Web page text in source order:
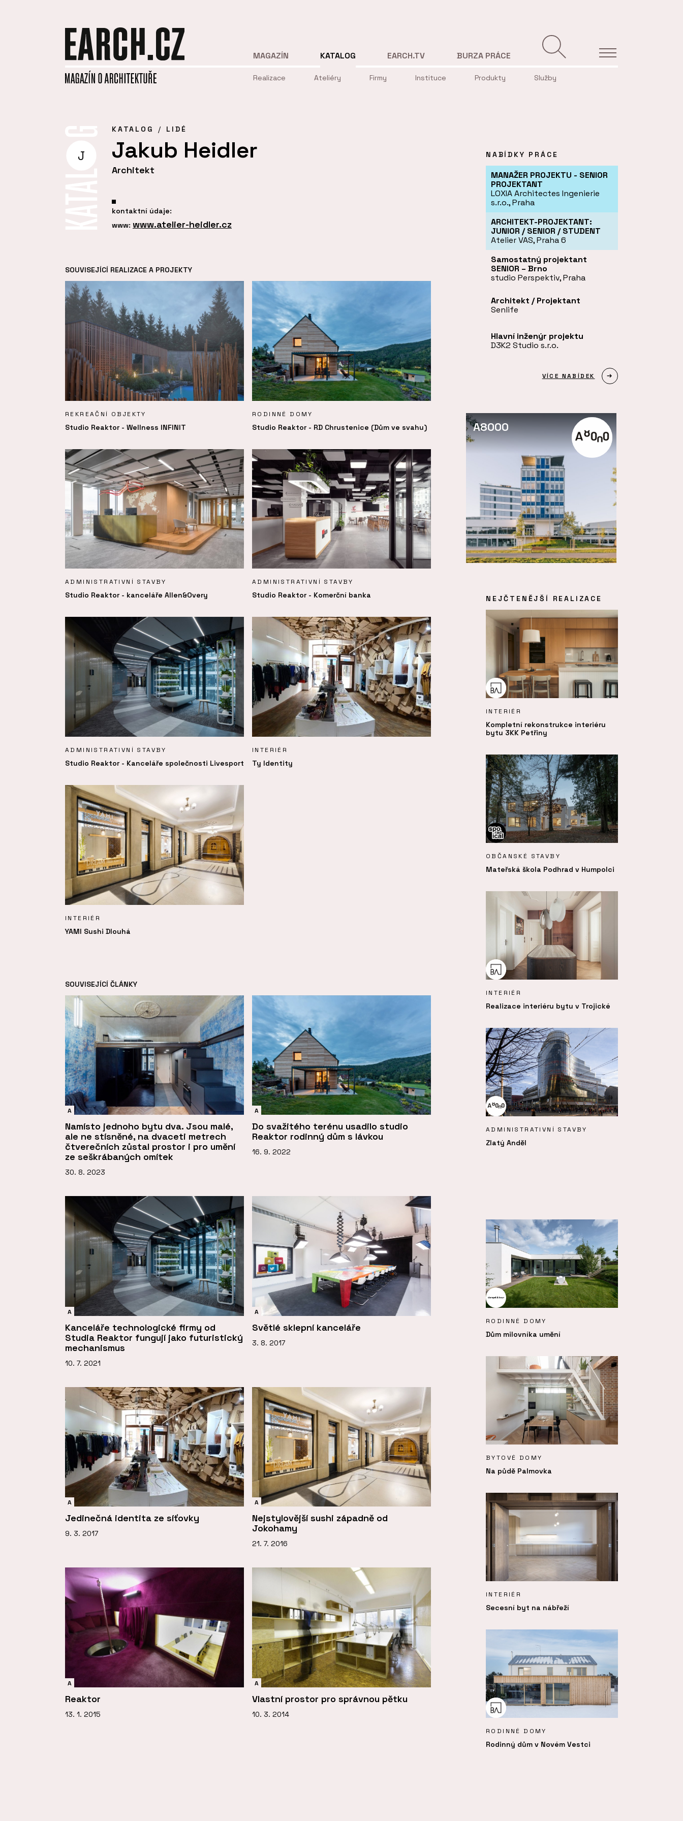
MAGAZÍN KATALOG
Realizace Ateliéry Firmy Instituce Produkty Služby
EARCH.TV BURZA PRÁCE
J
KATALOG LIDÉ
Jakub Heidler
Architekt
kontaktní údaje:
www: www.atelier-heidler.cz
SOUVISEJÍCÍ REALIZACE A PROJEKTY
REKREAČNÍ OBJEKTY
Studio Reaktor - Wellness INFINIT
RODINNÉ DOMY
Studio Reaktor - RD Chrustenice (Dům ve svahu)
ADMINISTRATIVNÍ STAVBY
Studio Reaktor - kanceláře Allen&Overy
ADMINISTRATIVNÍ STAVBY
Studio Reaktor - Komerční banka
ADMINISTRATIVNÍ STAVBY
Studio Reaktor - Kanceláře společnosti Livesport
INTERIÉR
Ty Identity
INTERIÉR
YAMI Sushi Dlouhá
SOUVISEJÍCÍ ČLÁNKY
A
Namísto jednoho bytu dva. Jsou malé,
ale ne stísněné, na dvaceti metrech
čtverečních zůstal prostor i pro umění
ze seškrábaných omítek
30. 8. 2023
A
Do svažitého terénu usadilo studio
Reaktor rodinný dům s lávkou
16. 9. 2022
A
Kanceláře technologické firmy od
Studia Reaktor fungují jako futuristický
mechanismus
10. 7. 2021
A
Světlé sklepní kanceláře
3. 8. 2017
A
Jedinečná identita ze síťovky
9. 3. 2017
A
Nejstylovější sushi západně od
Jokohamy
21. 7. 2016
A
Reaktor
13. 1. 2015
A
Vlastní prostor pro správnou pětku
10. 3. 2014
NABÍDKY PRÁCE
MANAŽER PROJEKTU - SENIOR
PROJEKTANT
LOXIA Architectes Ingenierie
s.r.o., Praha
ARCHITEKT-PROJEKTANT:
JUNIOR / SENIOR / STUDENT
Atelier VAS, Praha 6
Samostatný projektant
SENIOR – Brno
studio Perspektiv, Praha
Architekt / Projektant
Senlife
Hlavní inženýr projektu
D3K2 Studio s.r.o.
VÍCE NABÍDEK
A8000
NEJČTENĚJŠÍ REALIZACE
INTERIÉR
Kompletní rekonstrukce interiéru
bytu 3KK Petřiny
OBČANSKÉ STAVBY
Mateřská škola Podhrad v Humpolci
INTERIÉR
Realizace interiéru bytu v Trojické
ADMINISTRATIVNÍ STAVBY
Zlatý Anděl
RODINNÉ DOMY
Dům milovníka umění
BYTOVÉ DOMY
Na půdě Palmovka
INTERIÉR
Secesní byt na nábřeží
RODINNÉ DOMY
Rodinný dům v Novém Vestci